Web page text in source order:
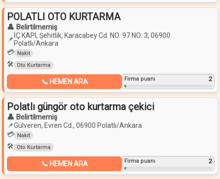
POLATLI OTO KURTARMA
👤 Belirtilmemiş
📌İÇ KAPI, Şehitlik, Karacabey Cd. NO: 97 NO: 3, 06900
Polatlı/Ankara
💳 Nakit
🛠️ Oto Kurtarma
📞 HEMEN ARA Firma puanı 2
Polatlı güngör oto kurtarma çekici
👤 Belirtilmemiş
📌Gülveren, Evren Cd., 06900 Polatlı/Ankara
💳 Nakit
🛠️ Oto Kurtarma
📞 HEMEN ARA Firma puanı 2